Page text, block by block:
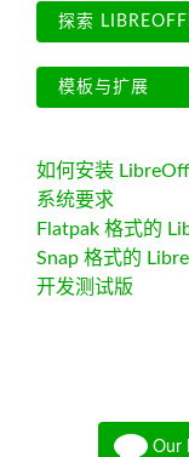
探索
模板与扩展
如何安装
系统要求
Flatpak 格式的
Snap 格式的
开发测试版
Our